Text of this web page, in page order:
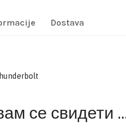
Dostava
се свидети